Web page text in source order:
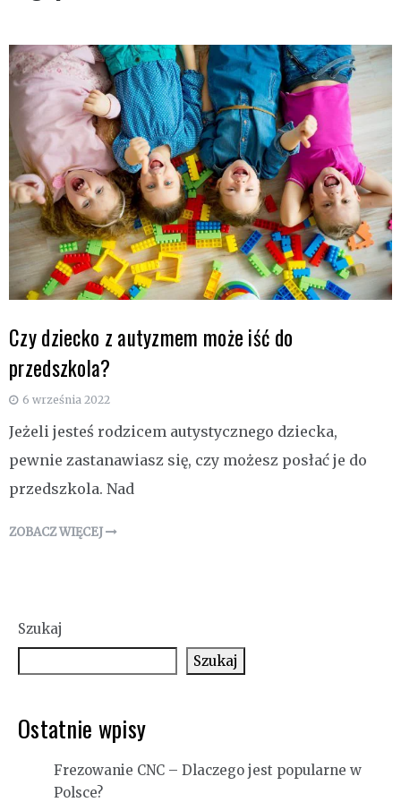
Czy dziecko z autyzmem może iść do
przedszkola?
6 września 2022
Jeżeli jesteś rodzicem autystycznego dziecka,
pewnie zastanawiasz się, czy możesz posłać je do
przedszkola. Nad
ZOBACZ WIĘCEJ
Szukaj
Szukaj
Ostatnie wpisy
Frezowanie CNC – Dlaczego jest popularne w
Polsce?